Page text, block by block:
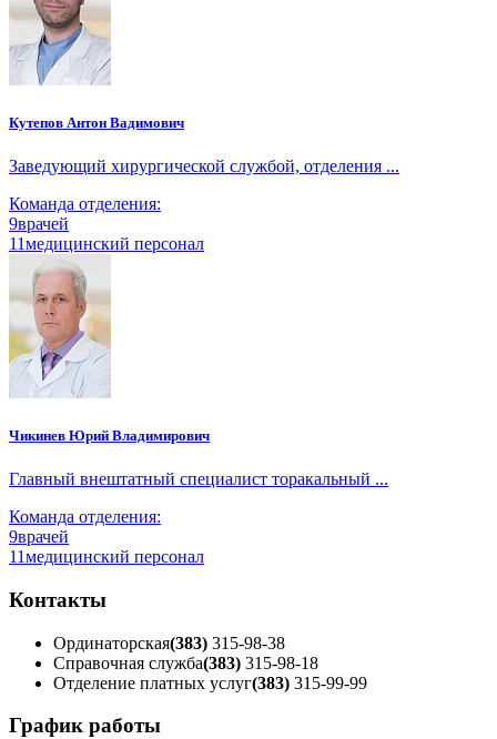
Кутепов Антон Вадимович
Заведующий хирургической службой, отделения ...
Команда отделения:
9врачей
11медицинский персонал
Чикинев Юрий Владимирович
Главный внештатный специалист торакальный ...
Команда отделения:
9врачей
11медицинский персонал
Контакты
Ординаторская(383) 315-98-38
Справочная служба(383) 315-98-18
Отделение платных услуг(383) 315-99-99
График работы